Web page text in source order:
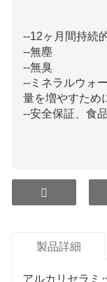
--12ヶ月間持続
--無塵
--無臭
--ミネラルウォ
量を増やすため
--安全保証、食
製品詳細
アルカリセラミ